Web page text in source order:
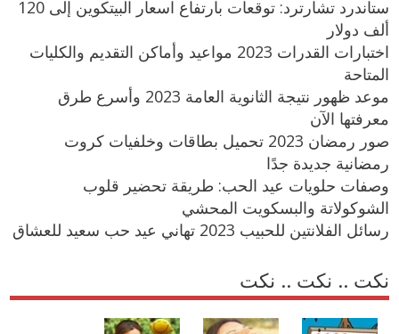
ستاندرد تشارترد: توقعات بارتفاع اسعار البيتكوين إلى 120
ألف دولار
اختبارات القدرات 2023 مواعيد وأماكن التقديم والكليات
المتاحة
موعد ظهور نتيجة الثانوية العامة 2023 وأسرع طرق
معرفتها الآن
صور رمضان 2023 تحميل بطاقات وخلفيات كروت
رمضانية جديدة جدًا
وصفات حلويات عيد الحب: طريقة تحضير قلوب
الشوكولاتة والبسكويت المحشي
رسائل الفلانتين للحبيب 2023 تهاني عيد حب سعيد للعشاق
نكت .. نكت .. نكت